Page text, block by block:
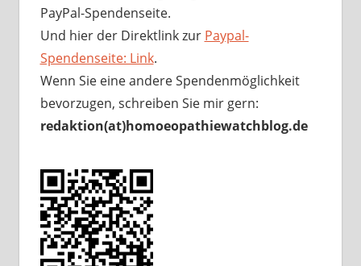
PayPal-Spendenseite.
Und hier der Direktlink zur Paypal-
Spendenseite: Link.
Wenn Sie eine andere Spendenmöglichkeit
bevorzugen, schreiben Sie mir gern:
redaktion(at)homoeopathiewatchblog.de